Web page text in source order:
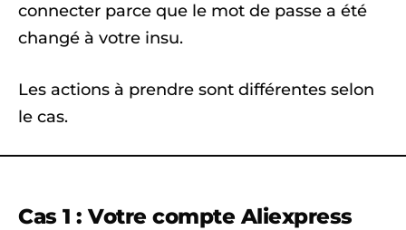
connecter parce que le mot de passe a été
changé à votre insu.
Les actions à prendre sont différentes selon
le cas.
Cas 1 : Votre compte Aliexpress